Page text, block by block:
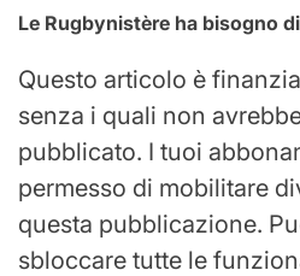
Le Rugbynistère ha bisogno
Questo articolo è
senza i quali non
pubblicato. I tuoi
permesso di mobilitare
questa pubblicazione.
sbloccare tutte le